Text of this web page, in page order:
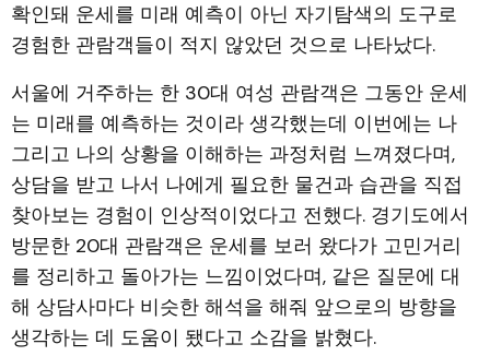
확인돼 운세를 미래 예측이 아닌 자기탐색의 도구로
경험한 관람객들이 적지 않았던 것으로 나타났다.
서울에 거주하는 한 30대 여성 관람객은 그동안 운세
는 미래를 예측하는 것이라 생각했는데 이번에는 나
그리고 나의 상황을 이해하는 과정처럼 느껴졌다며,
상담을 받고 나서 나에게 필요한 물건과 습관을 직접
찾아보는 경험이 인상적이었다고 전했다. 경기도에서
방문한 20대 관람객은 운세를 보러 왔다가 고민거리
를 정리하고 돌아가는 느낌이었다며, 같은 질문에 대
해 상담사마다 비슷한 해석을 해줘 앞으로의 방향을
생각하는 데 도움이 됐다고 소감을 밝혔다.